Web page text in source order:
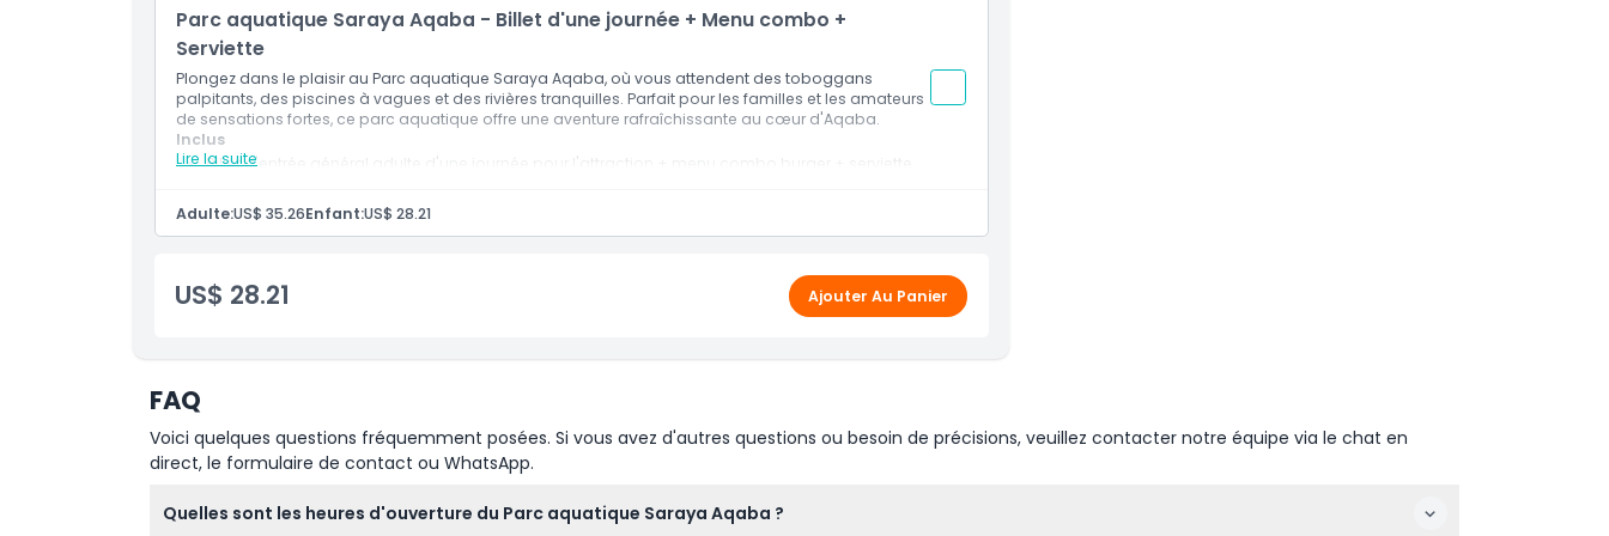
Les aires de jeux aquatiques interactives sont parfaites pour jouer avec des amis et la famille. Avec des
canons à eau, des fontaines et des surprises éclaboussantes, tout le monde s'amusera énormément.
Cadre pittoresque :
Avec pour toile de fond la splendide mer Rouge et entouré de paysages pittoresques, le parc aquatique
Saraya Aqaba offre une vue à couper le souffle sous tous les angles.
Situé à proximité du luxueux complexe Saraya Aqaba, vous pouvez prolonger votre aventure au parc
aquatique en une véritable expérience de vacances. Détendez-vous avec élégance, profitez
Inclus
Parc aquatique Saraya Aqaba - Billet d'une journée + Menu combo +
Serviette
Plongez dans le plaisir au Parc aquatique Saraya Aqaba, où vous attendent des toboggans
palpitants, des piscines à vagues et des rivières tranquilles. Parfait pour les familles et les amateurs
de sensations fortes, ce parc aquatique offre une aventure rafraîchissante au cœur d'Aqaba.
Lire la suite
Inclus
Billet d'entrée général adulte d'une journée pour l'attraction + menu combo burger + serviette
Adulte:US$ 35.26Enfant:US$ 28.21
US$ 28.21 Ajouter Au Panier
FAQ
Voici quelques questions fréquemment posées. Si vous avez d'autres questions ou besoin de précisions, veuillez contacter notre équipe via le chat en
direct, le formulaire de contact ou WhatsApp.
Quelles sont les heures d'ouverture du Parc aquatique Saraya Aqaba ?